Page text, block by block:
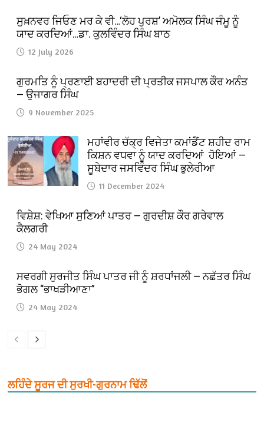
ਸੁਖ਼ਨਵਰ ਜਿਓਣ ਮਰ ਕੇ ਵੀ…‘ਲੋਹ ਪੁਰਸ਼’ ਅਮੋਲਕ ਸਿੰਘ ਜੰਮੂ ਨੂੰ
ਯਾਦ ਕਰਦਿਆਂ…ਡਾ. ਕੁਲਵਿੰਦਰ ਸਿੰਘ ਬਾਠ
12 July 2026
ਗੁਰਮਤਿ ਨੂੰ ਪ੍ਰਣਾਈ ਬਹਾਦਰੀ ਦੀ ਪ੍ਰਤੀਕ ਜਸਪਾਲ ਕੌਰ ਅਨੰਤ
— ਉਜਾਗਰ ਸਿੰਘ
9 November 2025
ਮਹਾਂਵੀਰ ਚੱਕ੍ਰ ਵਿਜੇਤਾ ਕਮਾਂਡੈਂਟ ਸ਼ਹੀਦ ਰਾਮ
ਕਿਸ਼ਨ ਵਧਵਾ ਨੂੰ ਯਾਦ ਕਰਦਿਆਂ ਹੋਇਆਂ —
ਸੂਬੇਦਾਰ ਜਸਵਿੰਦਰ ਸਿੰਘ ਭੁਲੇਰੀਆ
11 December 2024
ਵਿਸ਼ੇਸ਼: ਵੇਖਿਆ ਸੁਣਿਆਂ ਪਾਤਰ — ਗੁਰਦੀਸ਼ ਕੌਰ ਗਰੇਵਾਲ
ਕੈਲਗਰੀ
24 May 2024
ਸਵਰਗੀ ਸੁਰਜੀਤ ਸਿੰਘ ਪਾਤਰ ਜੀ ਨੂੰ ਸ਼ਰਧਾਂਜਲੀ — ਨਛੱਤਰ ਸਿੰਘ
ਭੋਗਲ “ਭਾਖੜੀਆਣਾ”
24 May 2024
ਲਹਿੰਦੇ ਸੂਰਜ ਦੀ ਸੁਰਖੀ-ਗੁਰਨਾਮ ਢਿੱਲੋਂ